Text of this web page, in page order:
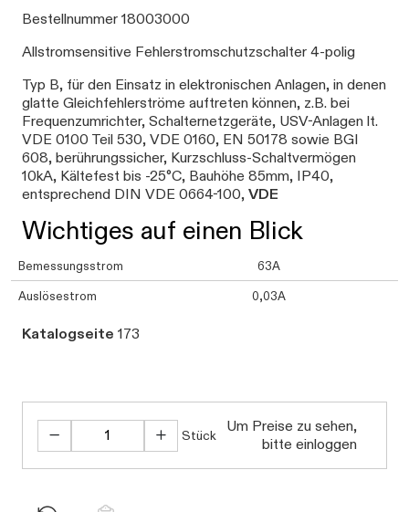
Bestellnummer 18003000
Allstromsensitive Fehlerstromschutzschalter 4-polig
Typ B, für den Einsatz in elektronischen Anlagen, in denen
glatte Gleichfehlerströme auftreten können, z.B. bei
Frequenzumrichter, Schalternetzgeräte, USV-Anlagen lt.
VDE 0100 Teil 530, VDE 0160, EN 50178 sowie BGI
608, berührungssicher, Kurzschluss-Schaltvermögen
10kA, Kältefest bis -25°C, Bauhöhe 85mm, IP40,
entsprechend DIN VDE 0664-100, VDE
Wichtiges auf einen Blick
Bemessungsstrom 63A
Auslösestrom 0,03A
Katalogseite 173
Stück
Um Preise zu sehen,
bitte einloggen